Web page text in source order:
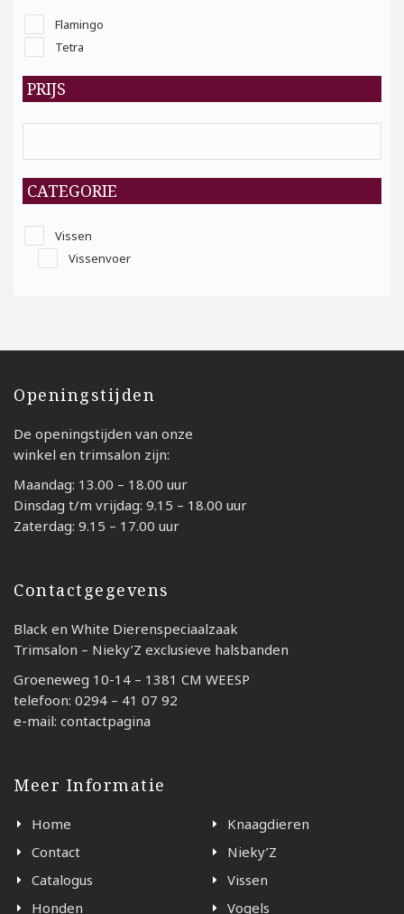
Flamingo
Tetra
PRIJS
CATEGORIE
Vissen
Vissenvoer
Openingstijden
De openingstijden van onze
winkel en trimsalon zijn:
Maandag: 13.00 – 18.00 uur
Dinsdag t/m vrijdag: 9.15 – 18.00 uur
Zaterdag: 9.15 – 17.00 uur
Contactgegevens
Black en White Dierenspeciaalzaak
Trimsalon – Nieky’Z exclusieve halsbanden
Groeneweg 10-14 – 1381 CM WEESP
telefoon: 0294 – 41 07 92
e-mail: contactpagina
Meer Informatie
Home
Contact
Catalogus
Honden
Knaagdieren
Nieky’Z
Vissen
Vogels